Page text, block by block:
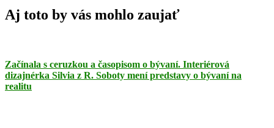
Aj toto by vás mohlo zaujať
Začínala s ceruzkou a časopisom o bývaní. Interiérová
dizajnérka Silvia z R. Soboty mení predstavy o bývaní na
realitu